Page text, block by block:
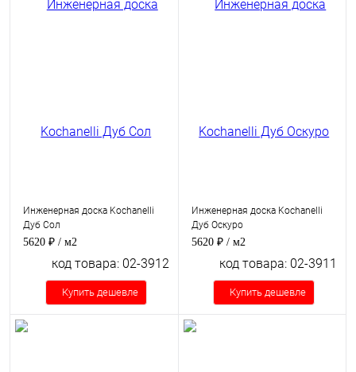
Инженерная доска Kochanelli
Дуб Сол
5620 ₽ / м2
код товара: 02-3912
Купить дешевле
Инженерная доска Kochanelli
Дуб Оскуро
5620 ₽ / м2
код товара: 02-3911
Купить дешевле